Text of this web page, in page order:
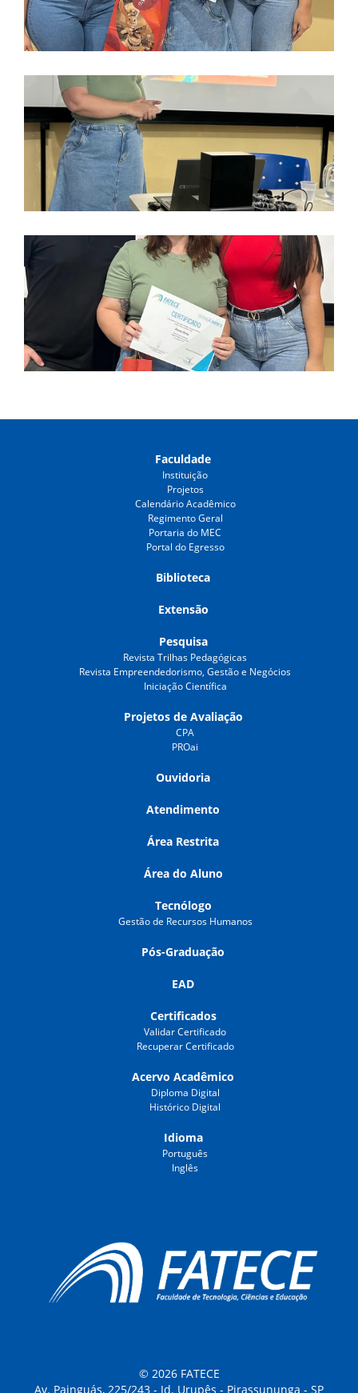
Faculdade
Instituição
Projetos
Calendário Acadêmico
Regimento Geral
Portaria do MEC
Portal do Egresso
Biblioteca
Extensão
Pesquisa
Revista Trilhas Pedagógicas
Revista Empreendedorismo, Gestão e Negócios
Iniciação Científica
Projetos de Avaliação
CPA
PROai
Ouvidoria
Atendimento
Área Restrita
Área do Aluno
Tecnólogo
Gestão de Recursos Humanos
Pós-Graduação
EAD
Certificados
Validar Certificado
Recuperar Certificado
Acervo Acadêmico
Diploma Digital
Histórico Digital
Idioma
Português
Inglês
© 2026 FATECE
Av. Painguás, 225/243 - Jd. Urupês - Pirassununga - SP